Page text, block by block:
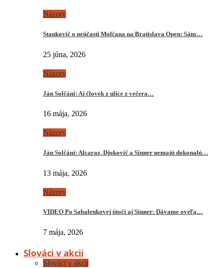
Názory
Stankovič o neúčasti Molčana na Bratislava Open: Sám…
25 júna, 2026
Názory
Ján Solčáni: Aj človek z ulice z večera…
16 mája, 2026
Názory
Ján Solčáni: Alcaraz, Djokovič a Sinner nemajú dokonalú…
13 mája, 2026
Názory
VIDEO Po Sabalenkovej útočí aj Sinner: Dávame oveľa…
7 mája, 2026
Slováci v akcii
Slováci v akcii